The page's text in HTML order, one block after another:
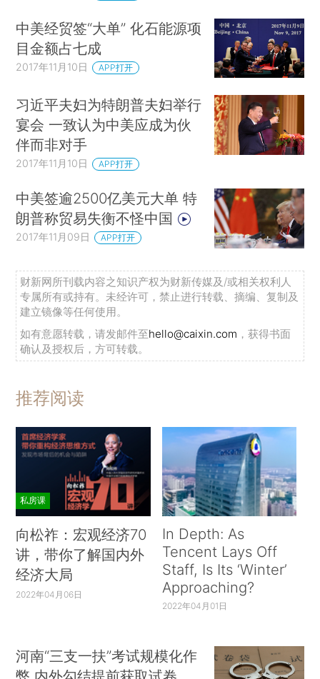
中美经贸签“大单” 化石能源项
目金额占七成
2017年11月10日 APP打开
习近平夫妇为特朗普夫妇举行
宴会 一致认为中美应成为伙
伴而非对手
2017年11月10日 APP打开
中美签逾2500亿美元大单 特
朗普称贸易失衡不怪中国
2017年11月09日 APP打开
财新网所刊载内容之知识产权为财新传媒及/或相关权利人
专属所有或持有。未经许可，禁止进行转载、摘编、复制及
建立镜像等任何使用。
如有意愿转载，请发邮件至hello@caixin.com ，获得书面
确认及授权后，方可转载。
推荐阅读
私房课
向松祚：宏观经济70
讲，带你了解国内外
经济大局
2022年04月06日
In Depth: As
Tencent Lays Off
Staff, Is Its ‘Winter’
Approaching?
2022年04月01日
河南“三支一扶”考试规模化作